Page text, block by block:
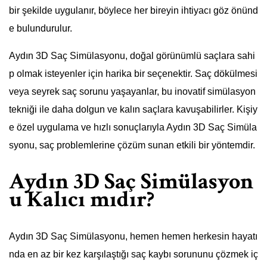
bir şekilde uygulanır, böylece her bireyin ihtiyacı göz önünd
e bulundurulur.
Aydın 3D Saç Simülasyonu, doğal görünümlü saçlara sahi
p olmak isteyenler için harika bir seçenektir. Saç dökülmesi
veya seyrek saç sorunu yaşayanlar, bu inovatif simülasyon
tekniği ile daha dolgun ve kalın saçlara kavuşabilirler. Kişiy
e özel uygulama ve hızlı sonuçlarıyla Aydın 3D Saç Simüla
syonu, saç problemlerine çözüm sunan etkili bir yöntemdir.
Aydın 3D Saç Simülasyon
u Kalıcı mıdır?
Aydın 3D Saç Simülasyonu, hemen hemen herkesin hayatı
nda en az bir kez karşılaştığı saç kaybı sorununu çözmek iç